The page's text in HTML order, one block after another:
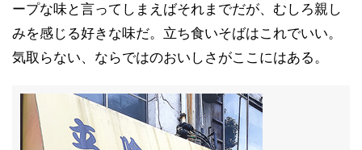
ープな味と言ってしまえばそれまでだが、むしろ親し
みを感じる好きな味だ。立ち食いそばはこれでいい。
気取らない、ならではのおいしさがここにはある。